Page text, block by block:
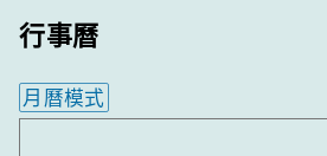
行事曆
月曆模式